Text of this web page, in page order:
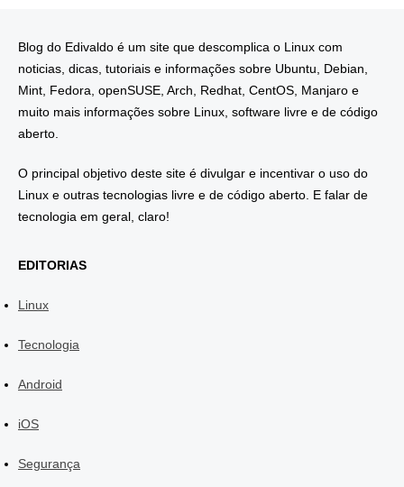
Blog do Edivaldo é um site que descomplica o Linux com
noticias, dicas, tutoriais e informações sobre Ubuntu, Debian,
Mint, Fedora, openSUSE, Arch, Redhat, CentOS, Manjaro e
muito mais informações sobre Linux, software livre e de código
aberto.
O principal objetivo deste site é divulgar e incentivar o uso do
Linux e outras tecnologias livre e de código aberto. E falar de
tecnologia em geral, claro!
EDITORIAS
Linux
Tecnologia
Android
iOS
Segurança